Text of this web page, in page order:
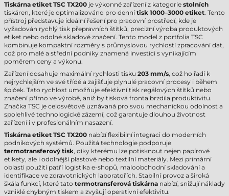
Tiskárna etiket TSC TX200 je výkonné zařízení z kategorie stolních
tiskáren, které je optimalizováno pro dennítisk 1000–3000 etiket. Tento
přístroj představuje ideální řešení pro pracovní prostředí, kde je
vyžadován rychlý tisk přepravních štítků, precizní výroba produktových
etiket nebo odolné skladové značení. Tento model z portfolia TSC
kombinuje kompaktní rozměry s průmyslovou rychlostí zpracování dat,
což pro malé a střední podniky znamená investici s vynikajícím
poměrem ceny a výkonu.
Zařízení dosahuje maximální rychlosti tisku 203 mm/s, což ho řadí k
nejrychlejším ve své třídě a zajišťuje plynulé pracovní procesy i během
špiček. Tato rychlost umožňuje efektivní tisk regálových štítků nebo
značení přímo ve výrobě, aniž by tisková fronta brzdila produktivitu.
Značka TSC je celosvětově uznávaná pro svou mechanickou odolnost a
spolehlivé technologické zázemí, což garantuje dlouhou životnost
zařízení i v profesionálním nasazení.
Tiskárna etiket TSC TX200 nabízí flexibilní integraci do moderních
podnikových systémů. Použitá technologie podporuje
termotransferový tisk, díky kterému lze potisknout nejen papírové
etikety, ale i odolnější plastové nebo textilní materiály. Mezi primární
oblasti použití patří logistika e-shopů, maloobchodní skladování a
identifikace ve zdravotnických laboratořích. Stabilní provoz a široká
škála funkcí, které tato termotransferová tiskárna nabízí, snižují náklady
vzniklé chybným tiskem a zvyšují operativní efektivitu.